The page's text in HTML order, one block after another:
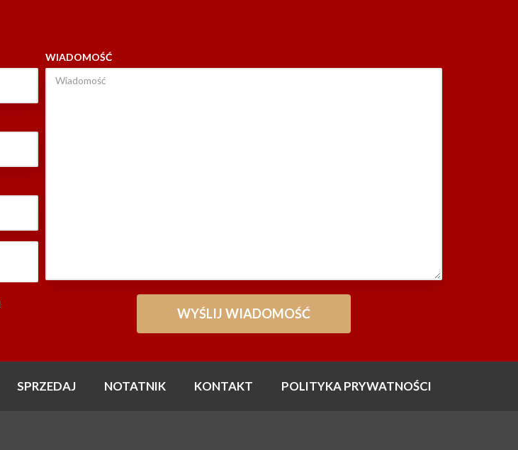
WIADOMOŚĆ
SPRZEDAJ NOTATNIK KONTAKT POLITYKA PRYWATNOŚCI